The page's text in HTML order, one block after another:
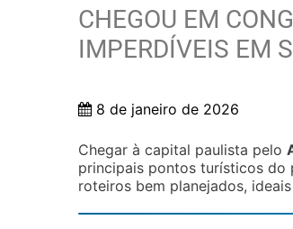
CHEGOU EM
IMPERDÍVEIS EM
8 de janeiro de 2026
Chegar à capital paulista pelo
principais pontos turísticos do
roteiros bem planejados,